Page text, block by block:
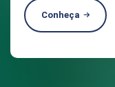
Conheça